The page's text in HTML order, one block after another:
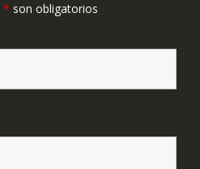
* son obligatorios